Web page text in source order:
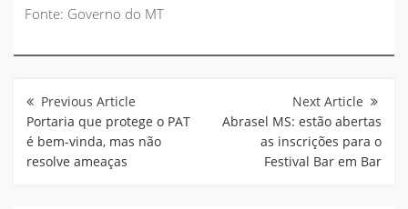
Fonte: Governo do MT
de
Post
Portaria que protege o PAT
é bem-vinda, mas não
resolve ameaças
Abrasel MS: estão abertas
as inscrições para o
Festival Bar em Bar